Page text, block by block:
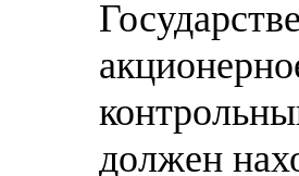
должен